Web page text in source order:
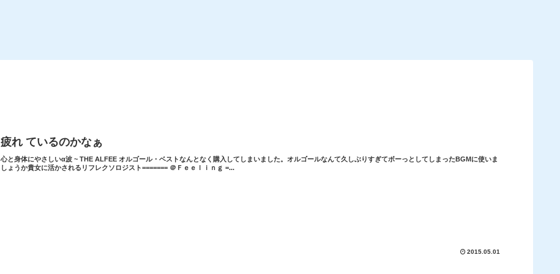
疲れ ているのかなぁ
心と身体にやさしいα波 ~ THE ALFEE オルゴール・ベストなんとなく購入してしまいました。オルゴールなんて久しぶりすぎてボーっとしてしまったBGMに使いま
しょうか貴女に活かされるリフレクソロジスト======= ＠Ｆｅｅｌｉｎｇ =...
2015.05.01